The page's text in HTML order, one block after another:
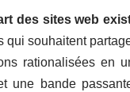
des sites web
souhaitent
rationalisées en
une bande